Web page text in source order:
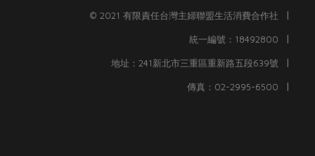
© 2021 有限責任台灣主婦聯盟生活消費合作社 |
統一編號：18492800 |
地址：241新北市三重區重新路五段639號 |
傳真：02-2995-6500 |